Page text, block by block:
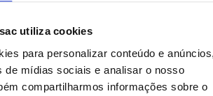
utiliza cookies
para personalizar conteúdo e
de mídias sociais e analisar o nosso
compartilharmos informações sobre o
de 70 anos de tradição e
e de vanguarda. A excelência está em
temos 16 anos como líderes do
somos a segunda melhor escola do
do Brasil.